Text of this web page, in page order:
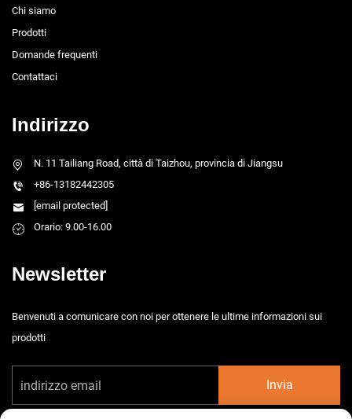
Chi siamo
Prodotti
Domande frequenti
Contattaci
Indirizzo
N. 11 Tailiang Road, città di Taizhou, provincia di Jiangsu
+86-13182442305
[email protected]
Orario: 9.00-16.00
Newsletter
Benvenuti a comunicare con noi per ottenere le ultime informazioni sui
prodotti
Invia